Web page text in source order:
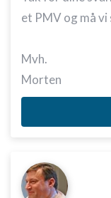
et PMV og må
Mvh.
Morten